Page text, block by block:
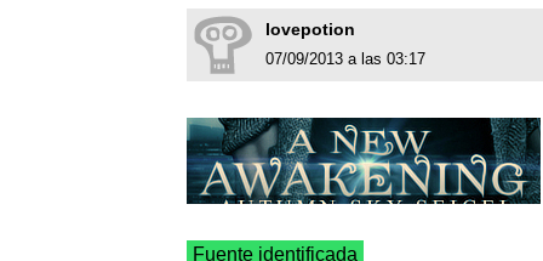
lovepotion
07/09/2013 a las 03:17
Fuente identificada